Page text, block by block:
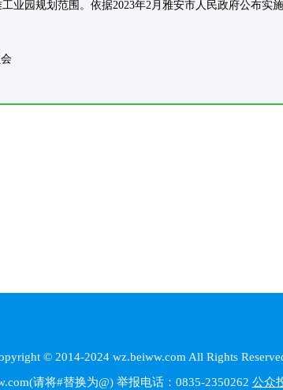
园规划范围。依据2023年2月雅安市人民政府公布实
© 2014-2024 wz.beiww.com All Rights
请将#替换为@) 举报电话：0835-2350262 公众